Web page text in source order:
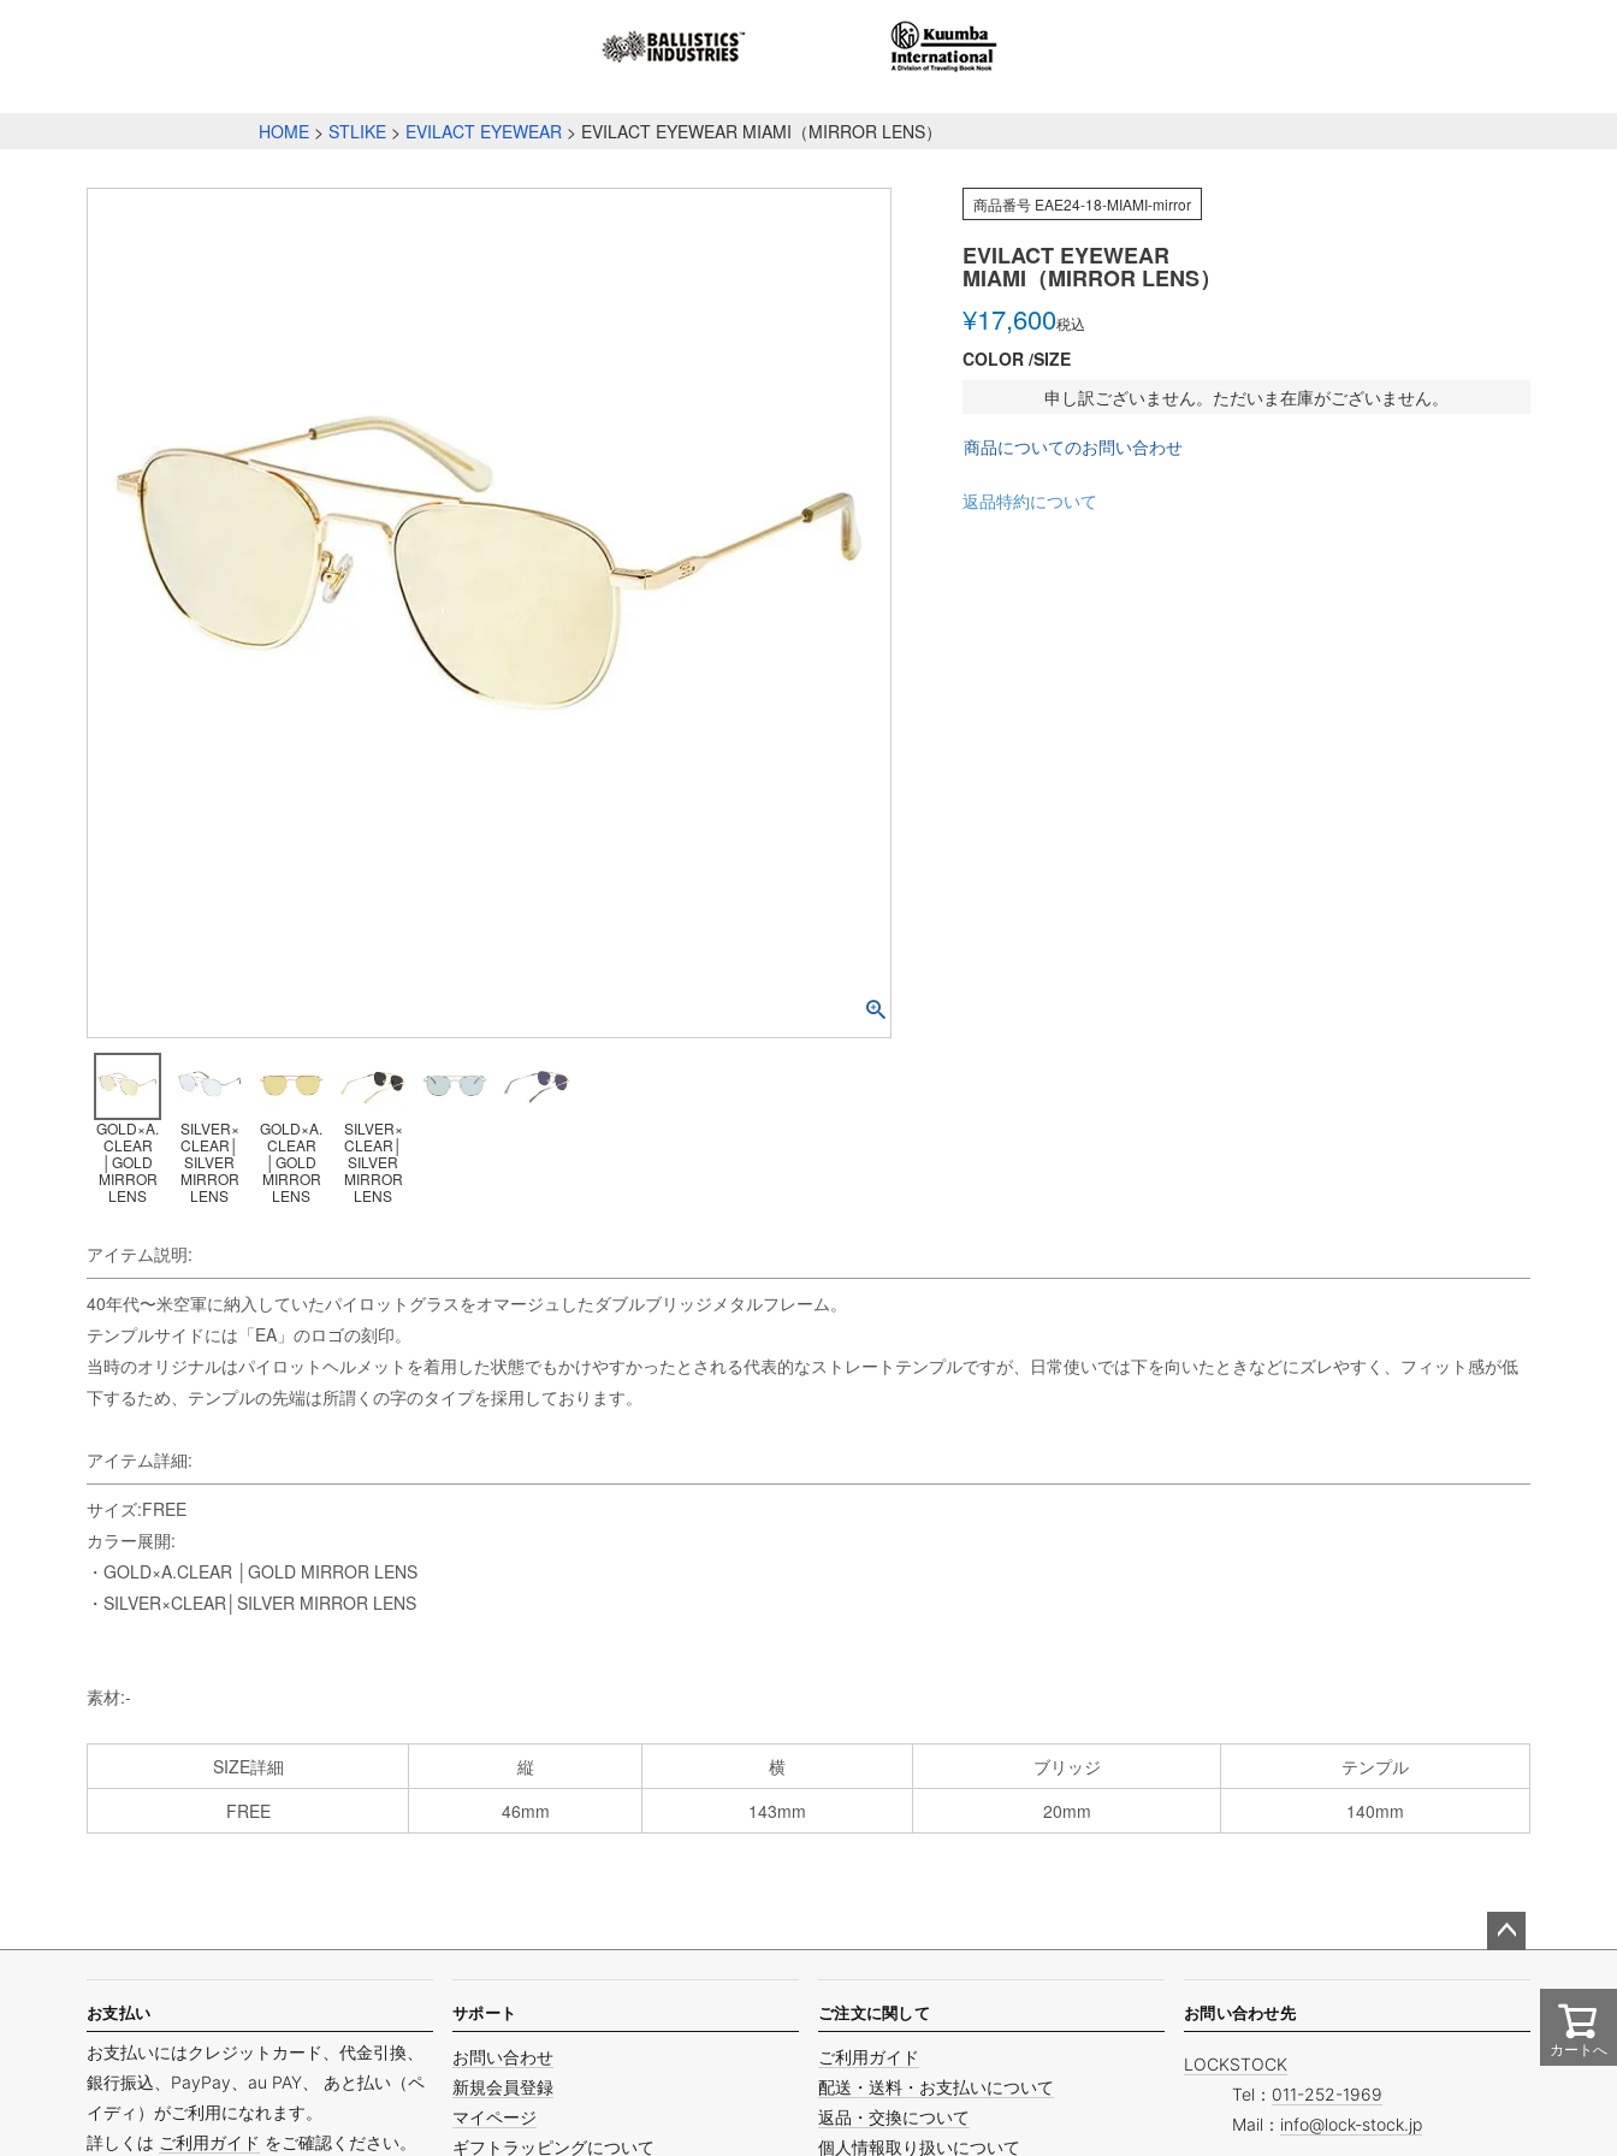
HOME STLIKE EVILACT EYEWEAR EVILACT EYEWEAR MIAMI（MIRROR LENS）
GOLD×A.
CLEAR
│GOLD
MIRROR
LENS
SILVER×
CLEAR│
SILVER
MIRROR
LENS
GOLD×A.
CLEAR
│GOLD
MIRROR
LENS
SILVER×
CLEAR│
SILVER
MIRROR
LENS
商品番号 EAE24-18-MIAMI-mirror
EVILACT EYEWEAR
MIAMI（MIRROR LENS）
¥17,600税込
COLOR SIZE
申し訳ございません。ただいま在庫がございません。
商品についてのお問い合わせ
返品特約について
アイテム説明:
40年代〜米空軍に納入していたパイロットグラスをオマージュしたダブルブリッジメタルフレーム。
テンプルサイドには「EA」のロゴの刻印。
当時のオリジナルはパイロットヘルメットを着用した状態でもかけやすかったとされる代表的なストレートテンプルですが、日常使いでは下を向いたときなどにズレやすく、フィット感が低
下するため、テンプルの先端は所謂くの字のタイプを採用しております。
アイテム詳細:
サイズ:FREE
カラー展開:
・GOLD×A.CLEAR │GOLD MIRROR LENS
・SILVER×CLEAR│SILVER MIRROR LENS
素材:-
SIZE詳細 縦 横 ブリッジ
テンプル
FREE
46mm 143mm 20mm 140mm
カートへ
ジト
へ
お支払い
お支払いにはクレジットカード、代金引換、
銀行振込、PayPay、au PAY、 あと払い（ペ
イディ）がご利用になれます。
詳しくは ご利用ガイド をご確認ください。
サポート
お問い合わせ
新規会員登録
マイページ
ギフトラッピングについて
ご注文に関して
ご利用ガイド
配送・送料・お支払いについて
返品・交換について
個人情報取り扱いについて
お問い合わせ先
LOCKSTOCK
Tel： 011-252-1969
Mail： info@lock-stock.jp